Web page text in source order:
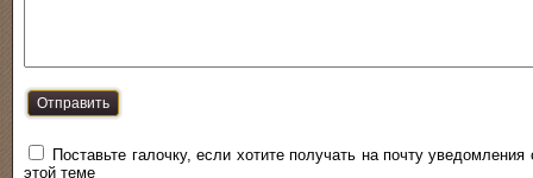
Поставьте галочку, если хотите получать на почту
этой теме